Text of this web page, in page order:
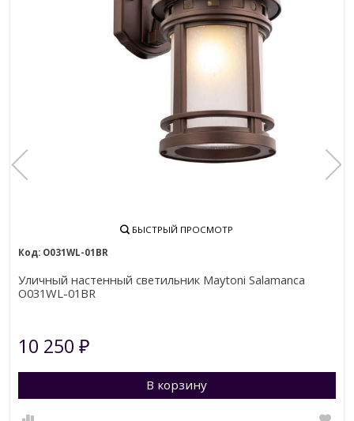
БЫСТРЫЙ ПРОСМОТР
O031WL-01BR
Уличный настенный светильник Maytoni Salamanca
O031WL-01BR
10 250₽
В корзину